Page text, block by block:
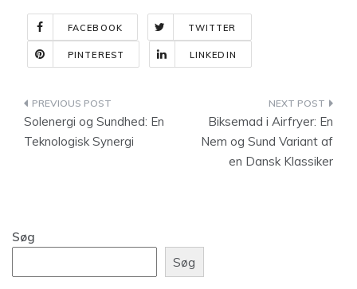
FACEBOOK TWITTER
PINTEREST LINKEDIN
Indlægsnavigation
Solenergi og Sundhed: En
Teknologisk Synergi
Biksemad i Airfryer: En
Nem og Sund Variant af
en Dansk Klassiker
Søg
Søg